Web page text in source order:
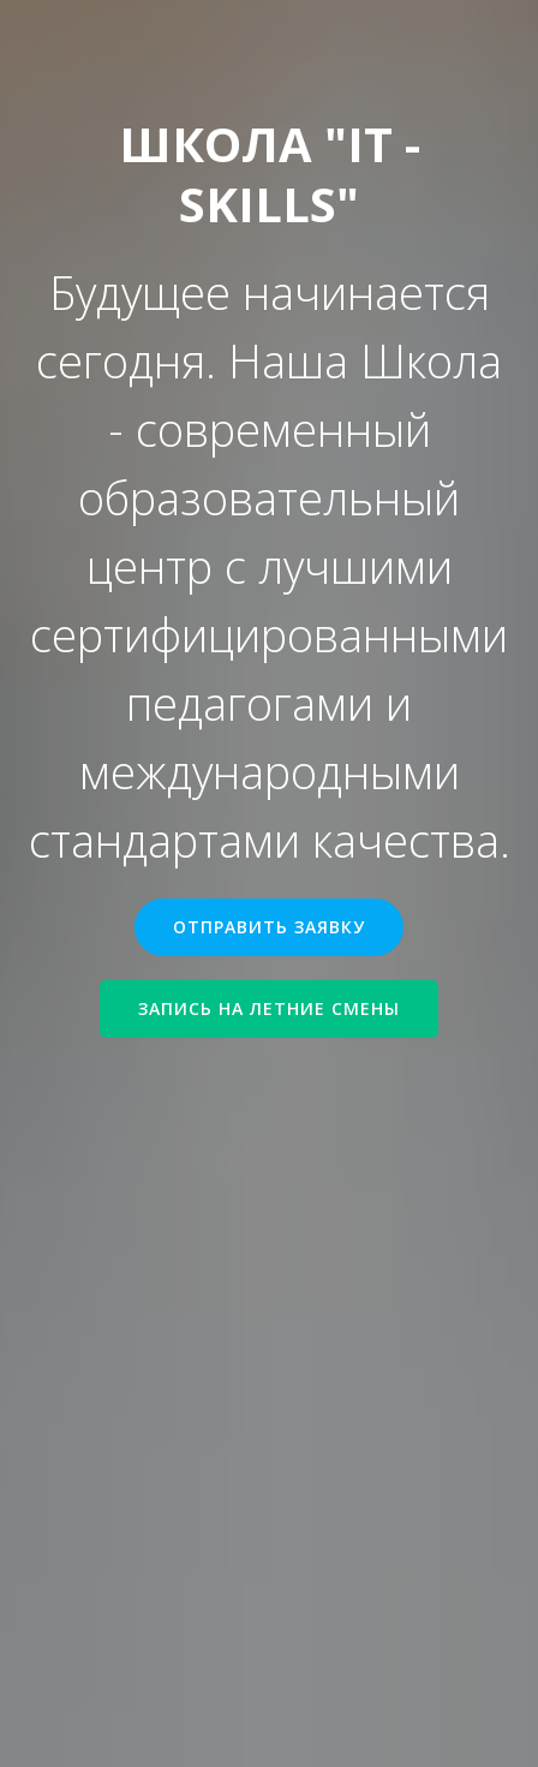
ШКОЛА "IT -
SKILLS"
Будущее начинается
сегодня. Наша Школа
- современный
образовательный
центр с лучшими
сертифицированными
педагогами и
международными
стандартами качества.
ОТПРАВИТЬ ЗАЯВКУ
ЗАПИСЬ НА ЛЕТНИЕ СМЕНЫ